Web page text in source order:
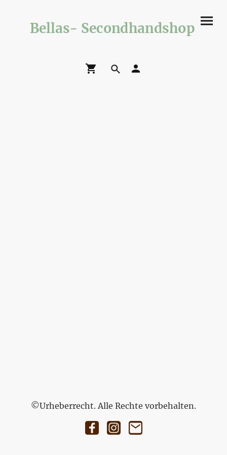
Bellas- Secondhandshop
©Urheberrecht. Alle Rechte vorbehalten.